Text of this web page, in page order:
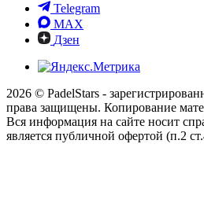
Telegram
MAX
Дзен
2026 © PadelStars -
права защищены. Копирование
Вся информация на сайте носит
является публичной офертой (п.2